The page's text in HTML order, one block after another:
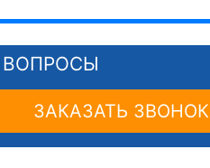
ВОПРОСЫ
ЗАКАЗАТЬ ЗВОНОК